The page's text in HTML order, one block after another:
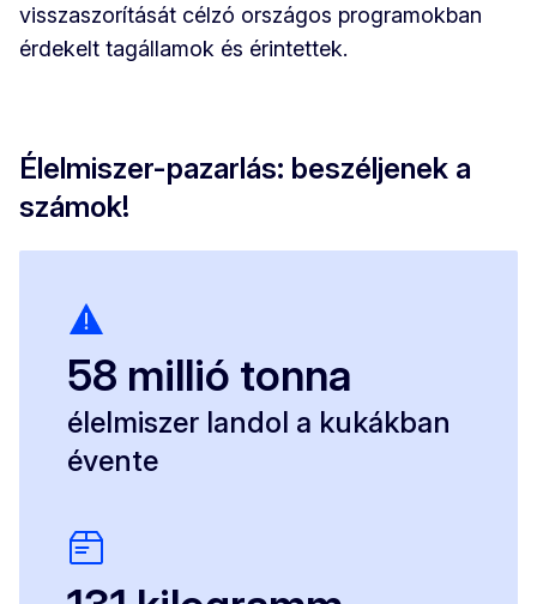
visszaszorítását célzó országos programokban
érdekelt tagállamok és érintettek.
Élelmiszer-pazarlás: beszéljenek a
számok!
58 millió tonna
élelmiszer landol a kukákban
évente